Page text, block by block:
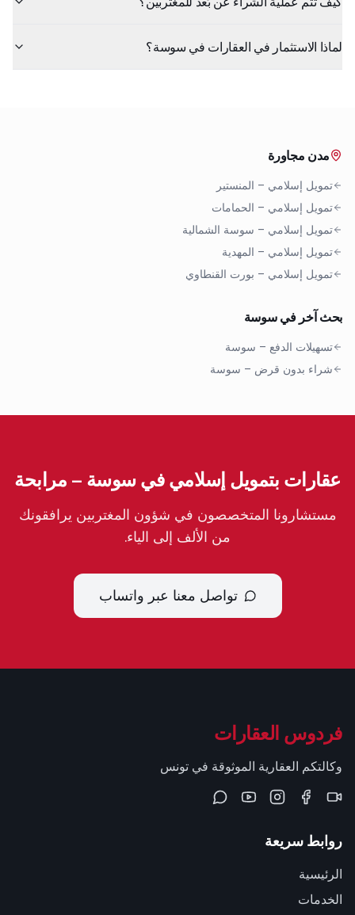
لماذا الاستثمار في العقارات في سوسة؟
مدن مجاورة
تمويل إسلامي – المنستير
تمويل إسلامي – الحمامات
تمويل إسلامي – سوسة الشمالية
تمويل إسلامي – المهدية
تمويل إسلامي – بورت القنطاوي
بحث آخر في سوسة
تسهيلات الدفع – سوسة
شراء بدون قرض – سوسة
عقارات بتمويل إسلامي في سوسة – مرابحة
مستشارونا المتخصصون في شؤون المغتربين يرافقونك
من الألف إلى الياء.
تواصل معنا عبر واتساب
فردوس العقارات
وكالتكم العقارية الموثوقة في تونس
روابط سريعة
الرئيسية
الخدمات